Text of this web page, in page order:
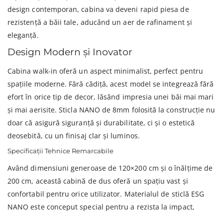
design contemporan, cabina va deveni rapid piesa de
rezistență a băii tale, aducând un aer de rafinament și
eleganță.
Design Modern și Inovator
Cabina walk-in oferă un aspect minimalist, perfect pentru
spațiile moderne. Fără cădiță, acest model se integrează fără
efort în orice tip de decor, lăsând impresia unei băi mai mari
și mai aerisite. Sticla NANO de 8mm folosită la construcție nu
doar că asigură siguranță și durabilitate, ci și o estetică
deosebită, cu un finisaj clar și luminos.
Specificații Tehnice Remarcabile
Având dimensiuni generoase de 120×200 cm și o înălțime de
200 cm, această cabină de dus oferă un spațiu vast și
confortabil pentru orice utilizator. Materialul de sticlă ESG
NANO este conceput special pentru a rezista la impact,